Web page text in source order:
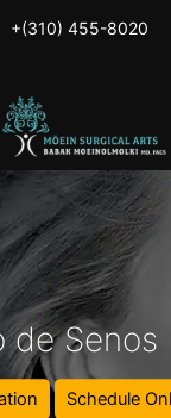
+(310) 455-8020
de Senos
Schedule